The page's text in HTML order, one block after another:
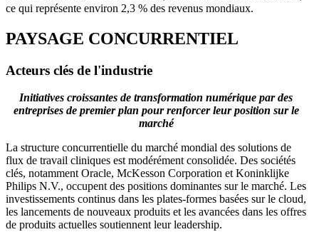
ce qui représente environ 2,3 % des revenus mondiaux.
PAYSAGE CONCURRENTIEL
Acteurs clés de l'industrie
Initiatives croissantes de transformation numérique par des
entreprises de premier plan pour renforcer leur position sur le
marché
La structure concurrentielle du marché mondial des solutions de
flux de travail cliniques est modérément consolidée. Des sociétés
clés, notamment Oracle, McKesson Corporation et Koninklijke
Philips N.V., occupent des positions dominantes sur le marché. Les
investissements continus dans les plates-formes basées sur le cloud,
les lancements de nouveaux produits et les avancées dans les offres
de produits actuelles soutiennent leur leadership.